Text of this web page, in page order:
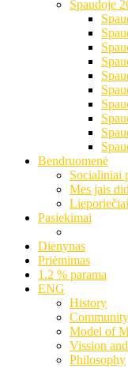
Spaudoje
Bendruomenė
Socialiniai
Mes jais
Lieporiečiai
Pasiekimai
Dienynas
Priėmimas
1.2 % parama
ENG
History
Community
Model of
Vission
Philosophy